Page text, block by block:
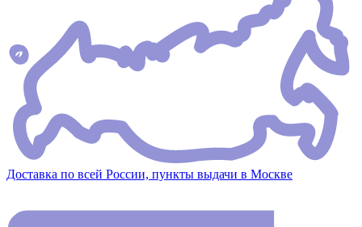
Доставка по всей России, пункты выдачи в Москве